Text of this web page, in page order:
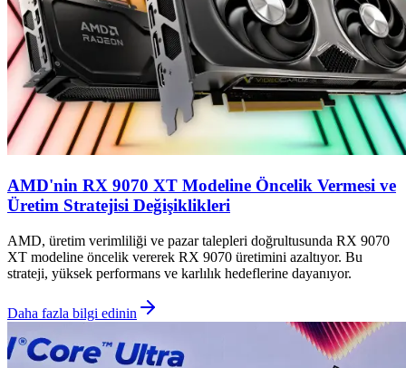
AMD'nin RX 9070 XT Modeline Öncelik Vermesi ve
Üretim Stratejisi Değişiklikleri
AMD, üretim verimliliği ve pazar talepleri doğrultusunda RX 9070
XT modeline öncelik vererek RX 9070 üretimini azaltıyor. Bu
strateji, yüksek performans ve karlılık hedeflerine dayanıyor.
Daha fazla bilgi edinin